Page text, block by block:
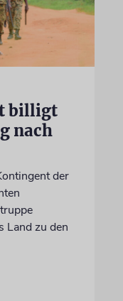
billigt
nach
der
Land zu den